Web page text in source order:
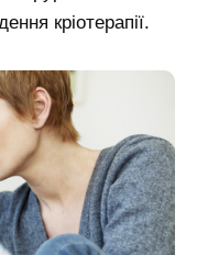
кріотерапії.